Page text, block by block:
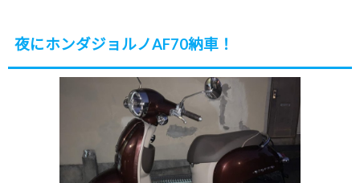
夜にホンダジョルノAF70納車！